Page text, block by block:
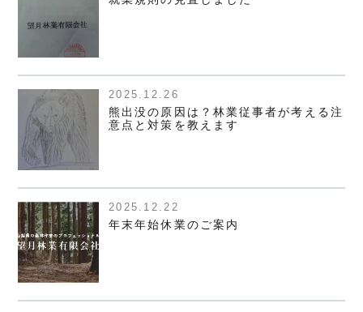
2025.12.26
熊出没の原因は？林業従事者が考える注
意点と対策を教えます
2025.12.22
年末年始休業のご案内